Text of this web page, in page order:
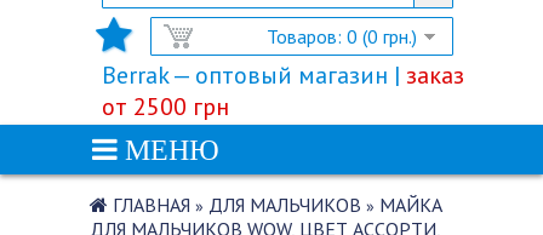
Товаров: 0 (0 грн.)
Berrak — оптовый магазин | заказ
от 2500 грн
МЕНЮ
ГЛАВНАЯ » ДЛЯ МАЛЬЧИКОВ » МАЙКА
ДЛЯ МАЛЬЧИКОВ WOW, ЦВЕТ АССОРТИ,